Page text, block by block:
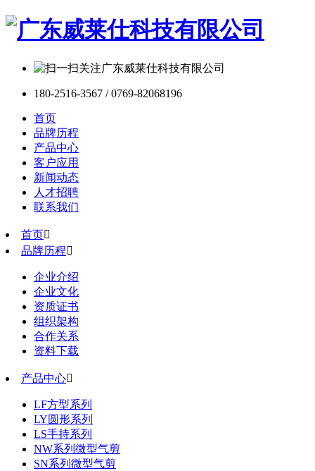
180-2516-3567 / 0769-82068196
首页
品牌历程
产品中心
客户应用
新闻动态
人才招聘
联系我们
首页
品牌历程
企业介绍
企业文化
资质证书
组织架构
合作关系
资料下载
产品中心
LF方型系列
LY圆形系列
LS手持系列
NW系列微型气剪
SN系列微型气剪